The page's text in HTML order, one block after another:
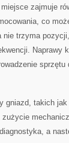
miejsce zajmuje
co
trzyma
Naprawy
gniazd, takich
a